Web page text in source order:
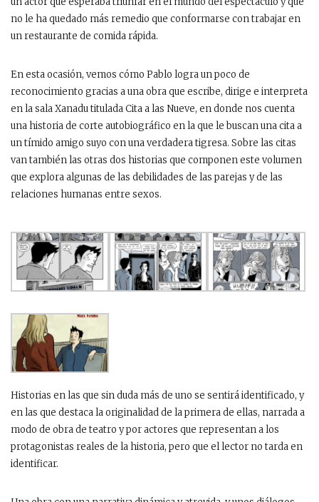
no le ha quedado más remedio que conformarse con trabajar en
un restaurante de comida rápida.
En esta ocasión, vemos cómo Pablo logra un poco de
reconocimiento gracias a una obra que escribe, dirige e interpreta
en la sala Xanadu titulada Cita a las Nueve, en donde nos cuenta
una historia de corte autobiográfico en la que le buscan una cita a
un tímido amigo suyo con una verdadera tigresa. Sobre las citas
van también las otras dos historias que componen este volumen
que explora algunas de las debilidades de las parejas y de las
relaciones humanas entre sexos.
Historias en las que sin duda más de uno se sentirá identificado, y
en las que destaca la originalidad de la primera de ellas, narrada a
modo de obra de teatro y por actores que representan a los
protagonistas reales de la historia, pero que el lector no tarda en
identificar.